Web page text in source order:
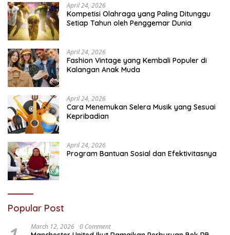
April 24, 2026
Kompetisi Olahraga yang Paling Ditunggu
Setiap Tahun oleh Penggemar Dunia
April 24, 2026
Fashion Vintage yang Kembali Populer di
Kalangan Anak Muda
April 24, 2026
Cara Menemukan Selera Musik yang Sesuai
Kepribadian
April 24, 2026
Program Bantuan Sosial dan Efektivitasnya
Popular Post
March 12, 2026 0 Comment